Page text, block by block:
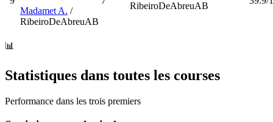
Madamet A. /
RibeiroDeAbreuAB
RibeiroDeAbreuAB
📊
Statistiques dans toutes les courses
Performance dans les trois premiers